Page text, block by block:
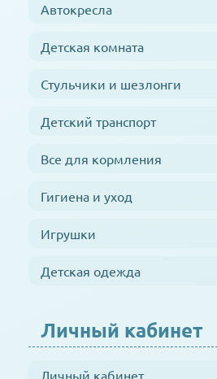
Автокресла
Детская комната
Стульчики и шезлонги
Детский транспорт
Все для кормления
Гигиена и уход
Игрушки
Детская одежда
Личный кабинет
Личный кабинет